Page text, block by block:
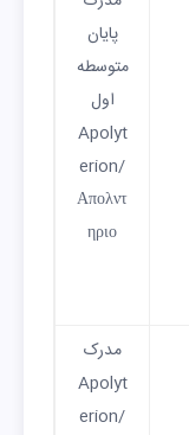
پایان
متوسطه
اول
Apolyt
erion/
Απολντ
ηριο
مدرک
Apolyt
erion/